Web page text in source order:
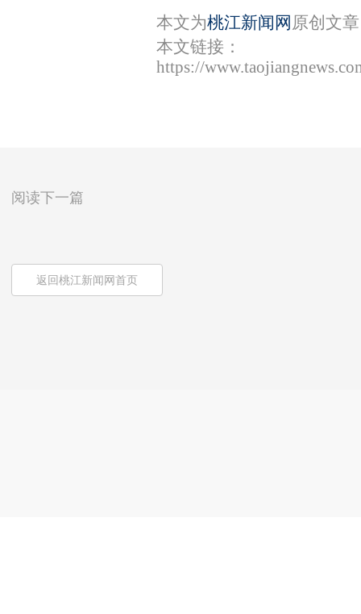
本文为桃江新闻网 原创文
本文链接：
https://
阅读下一篇
返回桃江新闻网首页